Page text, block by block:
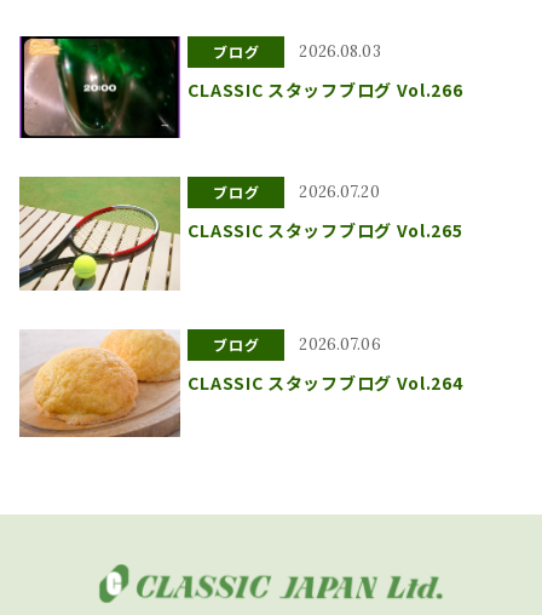
ブログ 2026.08.03
CLASSIC スタッフブログ Vol.266
ブログ 2026.07.20
CLASSIC スタッフブログ Vol.265
ブログ 2026.07.06
CLASSIC スタッフブログ Vol.264